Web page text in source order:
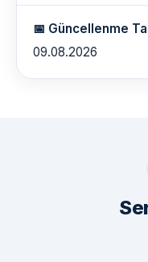
📅 Güncellenme
09.08.2026